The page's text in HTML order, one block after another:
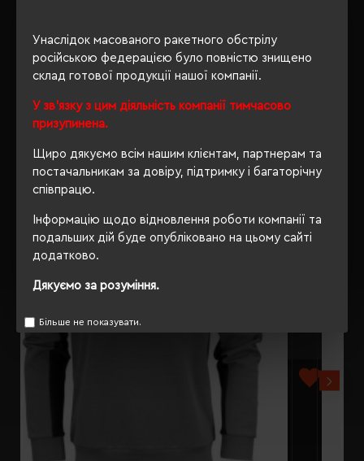
Унаслідок масованого ракетного обстрілу
російською федерацією було повністю знищено
склад готової продукції нашої компанії.
У зв'язку з цим діяльність компанії тимчасово
призупинена.
Щиро дякуємо всім нашим клієнтам, партнерам та
постачальникам за довіру, підтримку і багаторічну
співпрацю.
Інформацію щодо відновлення роботи компанії та
подальших дій буде опубліковано на цьому сайті
додатково.
Дякуємо за розуміння.
Більше не показувати.
ВІДГУКИ
РЕКОМЕНДУЄМО